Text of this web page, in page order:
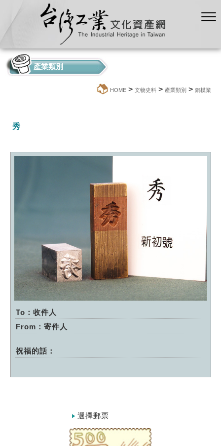
產業類別
HOME > 文物史料 > 產業類別 > 銅模業
秀
To：收件人
From：寄件人
祝福的話：
選擇郵票